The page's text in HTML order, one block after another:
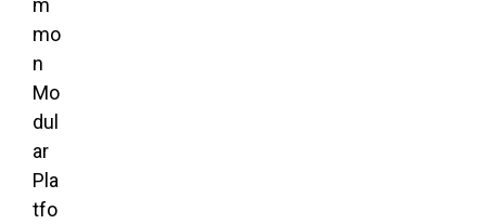
m
mo
n
Mo
dul
ar
Pla
tfo